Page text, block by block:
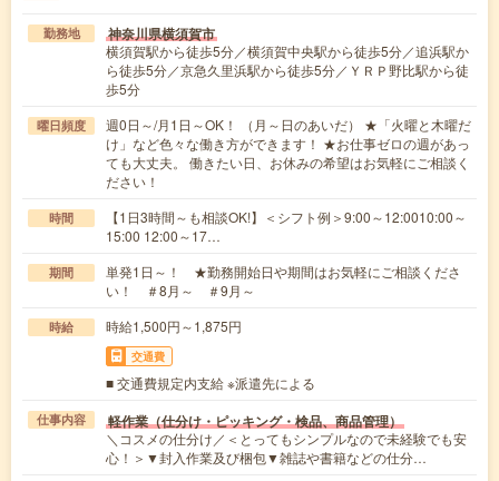
勤務地 神奈川県横須賀市
横須賀駅から徒歩5分／横須賀中央駅から徒歩5分／追浜駅か
ら徒歩5分／京急久里浜駅から徒歩5分／ＹＲＰ野比駅から徒
歩5分
曜日頻度
週0日～/月1日～OK！ （月～日のあいだ） ★「火曜と木曜だ
け」など色々な働き方ができます！ ★お仕事ゼロの週があっ
ても大丈夫。 働きたい日、お休みの希望はお気軽にご相談く
ださい！
時間
【1日3時間～も相談OK!】＜シフト例＞9:00～12:0010:00～
15:00 12:00～17…
期間
単発1日～！ ★勤務開始日や期間はお気軽にご相談くださ
い！ ＃8月～ ＃9月～
時給 時給1,500円～1,875円
交通費
■ 交通費規定内支給 ※派遣先による
仕事内容 軽作業（仕分け・ピッキング・検品、商品管理）
＼コスメの仕分け／＜とってもシンプルなので未経験でも安
心！＞▼封入作業及び梱包▼雑誌や書籍などの仕分…